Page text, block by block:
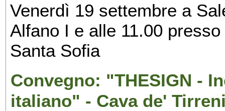
Venerdì 19 settembre a
Alfano I e alle 11.00
Santa Sofia
Convegno: "THESIGN -
italiano" - Cava de'